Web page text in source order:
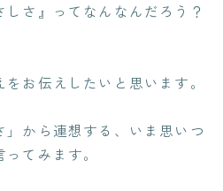
さ』ってなんなんだろう？
お伝えしたいと思います。
から連想する、いま思いつ
てみます。